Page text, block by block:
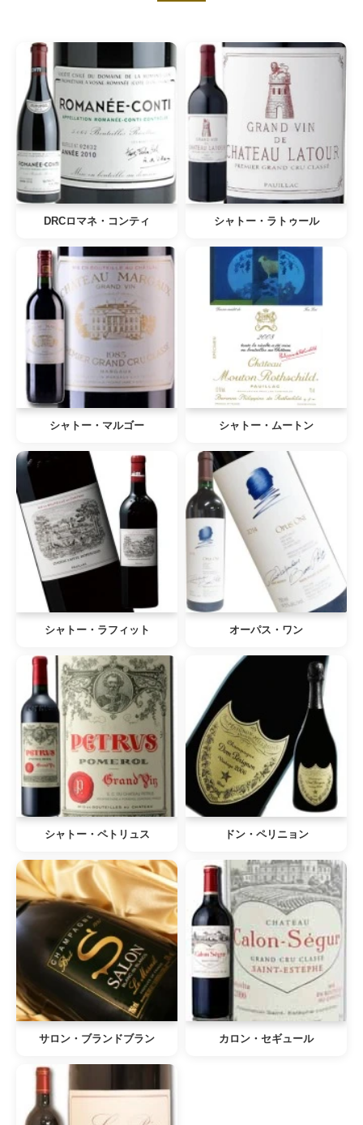
DRCロマネ・コンティ シャトー・ラトゥール
シャトー・マルゴー シャトー・ムートン
シャトー・ラフィット オーパス・ワン
シャトー・ペトリュス ドン・ペリニョン
サロン・ブランドブラン カロン・セギュール